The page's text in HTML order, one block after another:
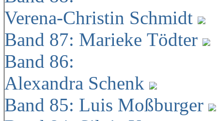
Verena-Christin Schmidt
Band 87: Marieke Tödter
Band 86:
Alexandra Schenk
Band 85: Luis Moßburger